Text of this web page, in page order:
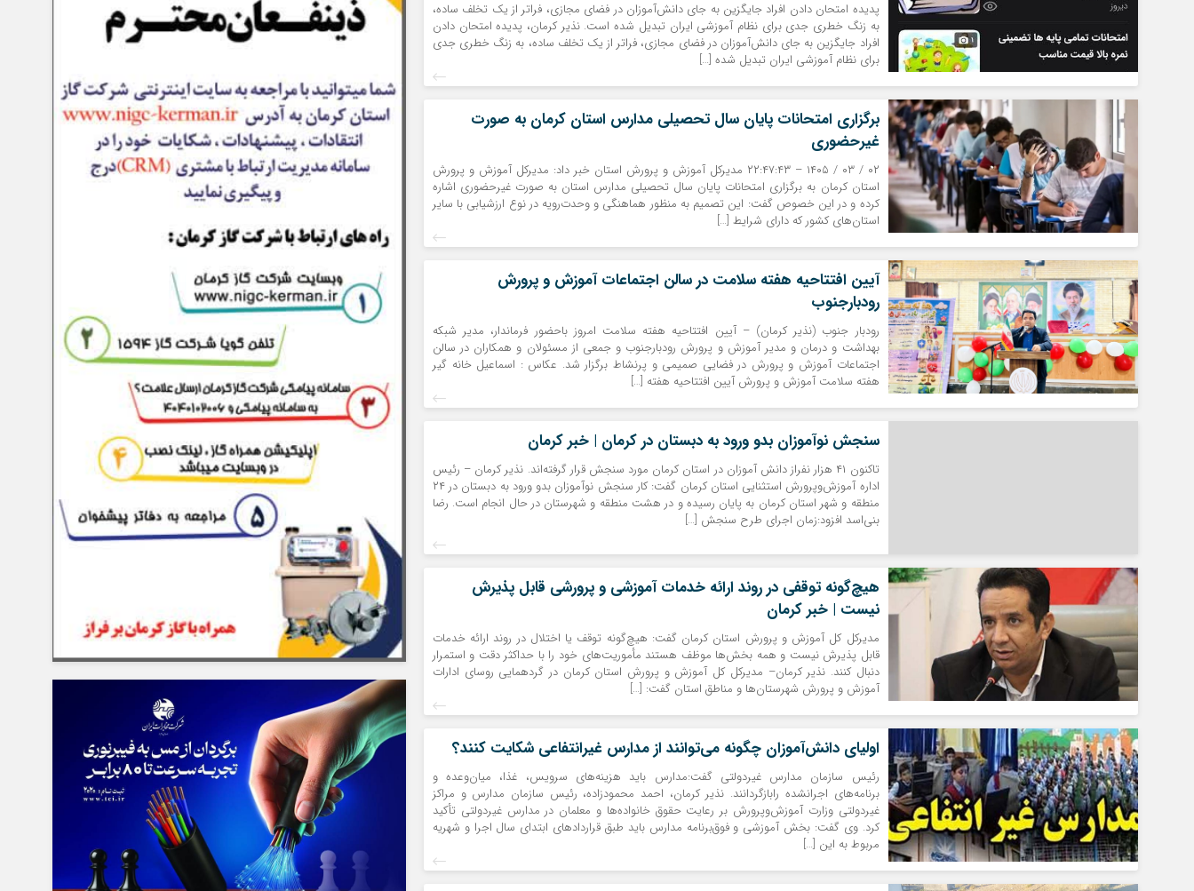
پدیده امتحان دادن افراد جایگزین به جای دانش‌آموزان در فضای مجازی، فراتر از یک تخلف ساده،
به زنگ خطری جدی برای نظام آموزشی ایران تبدیل شده است. نذیر کرمان، پدیده امتحان دادن
افراد جایگزین به جای دانش‌آموزان در فضای مجازی، فراتر از یک تخلف ساده، به زنگ خطری جدی
برای نظام آموزشی ایران تبدیل شده […]
برگزاری امتحانات پایان سال تحصیلی مدارس استان کرمان به صورت
غیرحضوری
۰۲ / ۰۳ / ۱۴۰۵ – ۲۲:۴۷:۴۳ مدیرکل آموزش و پرورش استان خبر داد: مدیرکل آموزش و پرورش
استان کرمان به برگزاری امتحانات پایان سال تحصیلی مدارس استان به صورت غیرحضوری اشاره
کرده و در این خصوص گفت: این تصمیم به منظور هماهنگی و وحدت‌رویه در نوع ارزشیابی با سایر
استان‌های کشور که دارای شرایط […]
آیین افتتاحیه هفته سلامت در سالن اجتماعات آموزش و پرورش
رودبارجنوب
رودبار جنوب (نذیر کرمان) – آیین افتتاحیه هفته سلامت امروز باحضور فرماندار، مدیر شبکه
بهداشت و درمان و مدیر آموزش و پرورش رودبارجنوب و جمعی از مسئولان و همکاران در سالن
اجتماعات آموزش و پرورش در فضایی صمیمی و پرنشاط برگزار شد. عکاس : اسماعیل خانه گیر
هفته سلامت آموزش و پرورش آیین افتتاحیه هفته […]
سنجش نوآموزان بدو ورود به دبستان در کرمان | خبر کرمان
تاکنون ۴۱ هزار نفراز دانش آموزان در استان کرمان مورد سنجش قرار گرفته‌اند. نذیر کرمان – رئیس
اداره آموزش‌وپرورش استثنایی استان کرمان گفت: کار سنجش نوآموزان بدو ورود به دبستان در ۲۴
منطقه و شهر استان کرمان به پایان رسیده و در هشت منطقه و شهرستان در حال انجام است. رضا
بنی‌اسد افزود:زمان اجرای طرح سنجش […]
هیچ‌گونه توقفی در روند ارائه خدمات آموزشی و پرورشی قابل پذیرش
نیست | خبر کرمان
مدیرکل کل آموزش و پرورش استان کرمان گفت: هیچ‌گونه توقف یا اختلال در روند ارائه خدمات
قابل پذیرش نیست و همه بخش‌ها موظف هستند مأموریت‌های خود را با حداکثر دقت و استمرار
دنبال کنند. نذیر کرمان– مدیرکل کل آموزش و پرورش استان کرمان در گردهمایی روسای ادارات
آموزش و پرورش شهرستان‌ها و مناطق استان گفت: […]
اولیای دانش‌آموزان چگونه می‌توانند از مدارس غیرانتفاعی شکایت کنند؟
رئیس سازمان مدارس غیردولتی گفت:مدارس باید هزینه‌های سرویس، غذا، میان‌وعده و
برنامه‌های اجرانشده رابازگردانند. نذیر کرمان، احمد محمودزاده، رئیس سازمان مدارس و مراکز
غیردولتی وزارت آموزش‌وپرورش بر رعایت حقوق خانواده‌ها و معلمان در مدارس غیردولتی تأکید
کرد. وی گفت: بخش آموزشی و فوق‌برنامه مدارس باید طبق قراردادهای ابتدای سال اجرا و شهریه
مربوط به این […]